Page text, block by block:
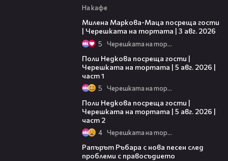
На кафе
Милена Маркова-Маца посреща гости
| Черешката на тортата | 3 авг. 2026
5 Черешката на тортата
Поли Недкова посреща гости |
Черешката на тортата | 5 авг. 2026 |
част 1
5 Черешката на тортата
Поли Недкова посреща гости |
Черешката на тортата | 5 авг. 2026 |
част 2
4 Черешката на тортата
Рапърът Ръбара с нова песен след
проблеми с правосъдието